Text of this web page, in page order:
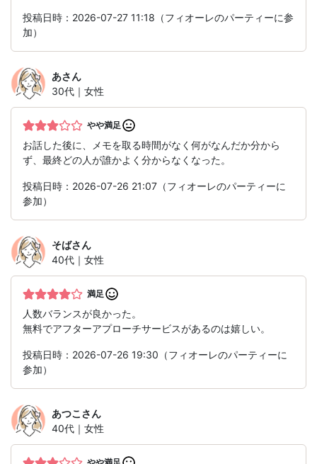
投稿日時：2026-07-27 11:18（フィオーレのパーティーに参
加）
あさん
30代｜女性
やや満足
お話した後に、メモを取る時間がなく何がなんだか分から
ず、最終どの人が誰かよく分からなくなった。
投稿日時：2026-07-26 21:07（フィオーレのパーティーに
参加）
そばさん
40代｜女性
満足
人数バランスが良かった。
無料でアフターアプローチサービスがあるのは嬉しい。
投稿日時：2026-07-26 19:30（フィオーレのパーティーに
参加）
あつこ さん
40代｜女性